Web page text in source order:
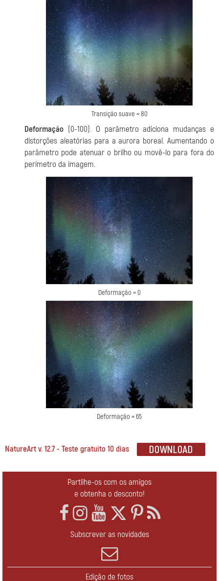
Transição suave = 80
Deformação (0-100). O parâmetro adiciona mudanças e
distorções aleatórias para a aurora boreal. Aumentando o
parâmetro pode atenuar o brilho ou movê-lo para fora do
perímetro da imagem.
Deformação = 0
Deformação = 65
NatureArt v. 12.7 - Teste gratuito 10 dias
Partilhe-os com os amigos
e obtenha o desconto!
Subscrever as novidades
Edição de fotos